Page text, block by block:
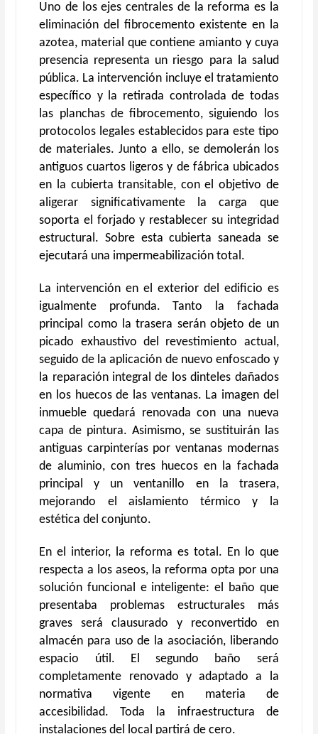
Uno de los ejes centrales de la reforma es la
eliminación del fibrocemento existente en la
azotea, material que contiene amianto y cuya
presencia representa un riesgo para la salud
pública. La intervención incluye el tratamiento
específico y la retirada controlada de todas
las planchas de fibrocemento, siguiendo los
protocolos legales establecidos para este tipo
de materiales. Junto a ello, se demolerán los
antiguos cuartos ligeros y de fábrica ubicados
en la cubierta transitable, con el objetivo de
aligerar significativamente la carga que
soporta el forjado y restablecer su integridad
estructural. Sobre esta cubierta saneada se
ejecutará una impermeabilización total.
La intervención en el exterior del edificio es
igualmente profunda. Tanto la fachada
principal como la trasera serán objeto de un
picado exhaustivo del revestimiento actual,
seguido de la aplicación de nuevo enfoscado y
la reparación integral de los dinteles dañados
en los huecos de las ventanas. La imagen del
inmueble quedará renovada con una nueva
capa de pintura. Asimismo, se sustituirán las
antiguas carpinterías por ventanas modernas
de aluminio, con tres huecos en la fachada
principal y un ventanillo en la trasera,
mejorando el aislamiento térmico y la
estética del conjunto.
En el interior, la reforma es total. En lo que
respecta a los aseos, la reforma opta por una
solución funcional e inteligente: el baño que
presentaba problemas estructurales más
graves será clausurado y reconvertido en
almacén para uso de la asociación, liberando
espacio útil. El segundo baño será
completamente renovado y adaptado a la
normativa vigente en materia de
accesibilidad. Toda la infraestructura de
instalaciones del local partirá de cero.